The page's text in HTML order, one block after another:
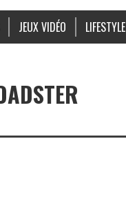
JEUX VIDÉO LIFESTYLE